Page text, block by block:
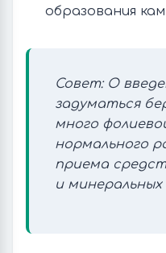
образования
Совет: О
задуматься
много
нормального
приема
и минеральных